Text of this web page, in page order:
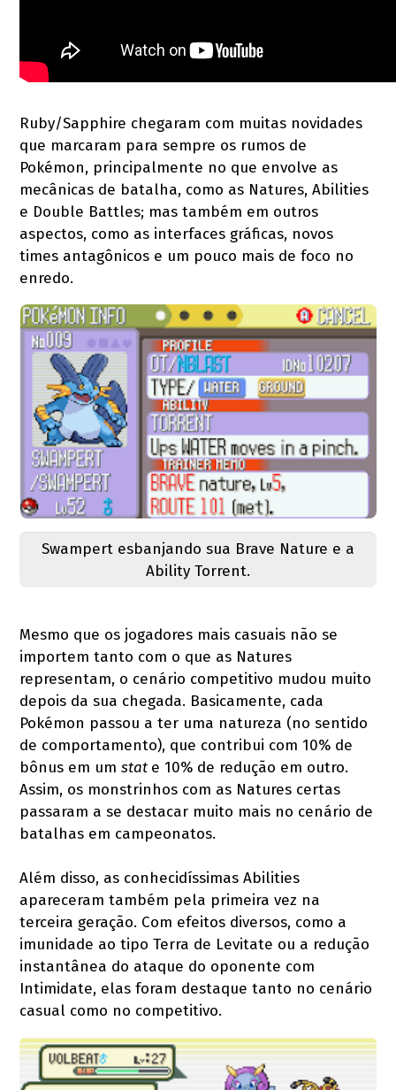
Ruby/Sapphire chegaram com muitas novidades
que marcaram para sempre os rumos de
Pokémon, principalmente no que envolve as
mecânicas de batalha, como as Natures, Abilities
e Double Battles; mas também em outros
aspectos, como as interfaces gráficas, novos
times antagônicos e um pouco mais de foco no
enredo.
Swampert esbanjando sua Brave Nature e a
Ability Torrent.
Mesmo que os jogadores mais casuais não se
importem tanto com o que as Natures
representam, o cenário competitivo mudou muito
depois da sua chegada. Basicamente, cada
Pokémon passou a ter uma natureza (no sentido
de comportamento), que contribui com 10% de
bônus em umstat e 10% de redução em outro.
Assim, os monstrinhos com as Natures certas
passaram a se destacar muito mais no cenário de
batalhas em campeonatos.
Além disso, as conhecidíssimas Abilities
apareceram também pela primeira vez na
terceira geração. Com efeitos diversos, como a
imunidade ao tipo Terra de Levitate ou a redução
instantânea do ataque do oponente com
Intimidate, elas foram destaque tanto no cenário
casual como no competitivo.